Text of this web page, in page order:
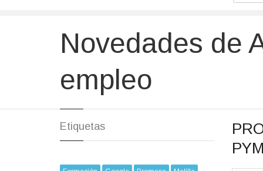
Ayudas financieras con creación de
Novedades de
empleo
Etiquetas